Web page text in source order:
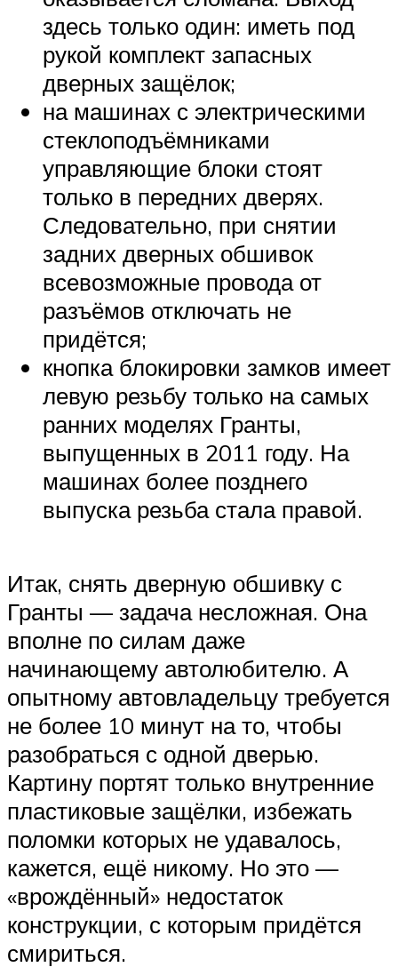
здесь только один: иметь под
рукой комплект запасных
дверных защёлок;
на машинах с электрическими
стеклоподъёмниками
управляющие блоки стоят
только в передних дверях.
Следовательно, при снятии
задних дверных обшивок
всевозможные провода от
разъёмов отключать не
придётся;
кнопка блокировки замков имеет
левую резьбу только на самых
ранних моделях Гранты,
выпущенных в 2011 году. На
машинах более позднего
выпуска резьба стала правой.
Итак, снять дверную обшивку с
Гранты — задача несложная. Она
вполне по силам даже
начинающему автолюбителю. А
опытному автовладельцу требуется
не более 10 минут на то, чтобы
разобраться с одной дверью.
Картину портят только внутренние
пластиковые защёлки, избежать
поломки которых не удавалось,
кажется, ещё никому. Но это —
«врождённый» недостаток
конструкции, с которым придётся
смириться.